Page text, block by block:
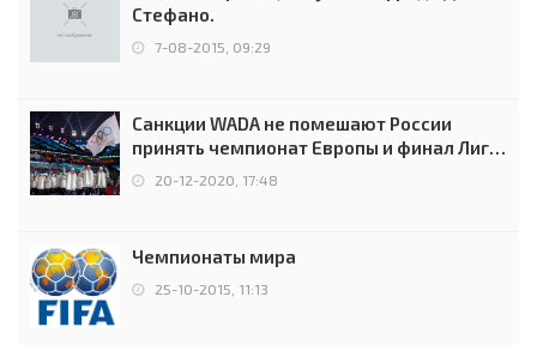
Стефано.
7-08-2015, 09:29
Санкции WADA не помешают России
принять чемпионат Европы и финал Лиги
чемпионов.
20-12-2020, 17:48
Чемпионаты мира
25-10-2015, 11:13